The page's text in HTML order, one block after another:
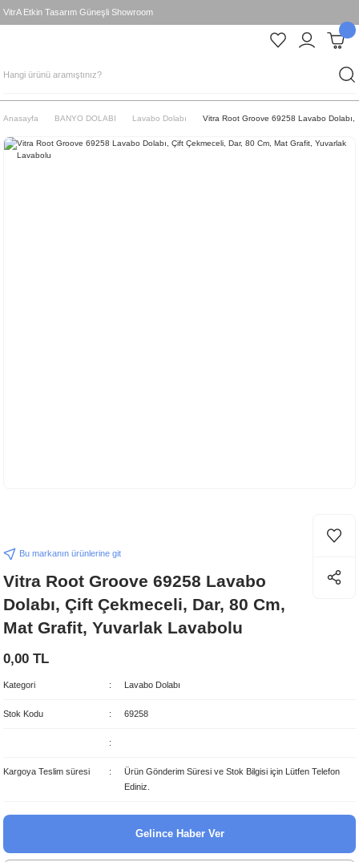
VitrA Etkin Tasarım Güneşli Showroom
Anasayfa BANYO DOLABI Lavabo Dolabı Vitra Root Groove 69258 Lavabo Dolabı,
Bu markanın ürünlerine git
Vitra Root Groove 69258 Lavabo
Dolabı, Çift Çekmeceli, Dar, 80 Cm,
Mat Grafit, Yuvarlak Lavabolu
0,00 TL
Kategori Lavabo Dolabı
Stok Kodu 69258
Kargoya Teslim süresi
Ürün Gönderim Süresi ve Stok Bilgisi için Lütfen Telefon
Ediniz.
Gelince Haber Ver